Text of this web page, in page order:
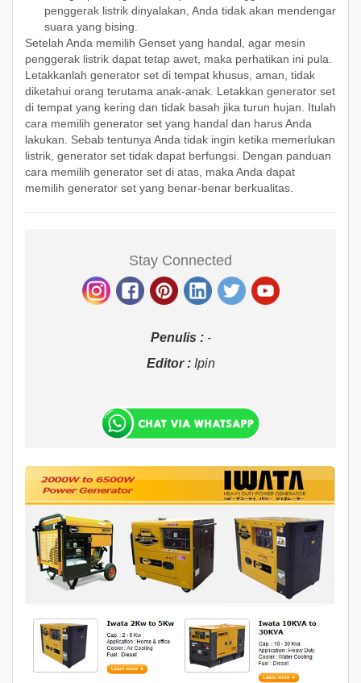
penggerak listrik dinyalakan, Anda tidak akan mendengar
suara yang bising.
Setelah Anda memilih Genset yang handal, agar mesin
penggerak listrik dapat tetap awet, maka perhatikan ini pula.
Letakkanlah generator set di tempat khusus, aman, tidak
diketahui orang terutama anak-anak. Letakkan generator set
di tempat yang kering dan tidak basah jika turun hujan. Itulah
cara memilih generator set yang handal dan harus Anda
lakukan. Sebab tentunya Anda tidak ingin ketika memerlukan
listrik, generator set tidak dapat berfungsi. Dengan panduan
cara memilih generator set di atas, maka Anda dapat
memilih generator set yang benar-benar berkualitas.
Stay Connected
Penulis :-
Editor :Ipin